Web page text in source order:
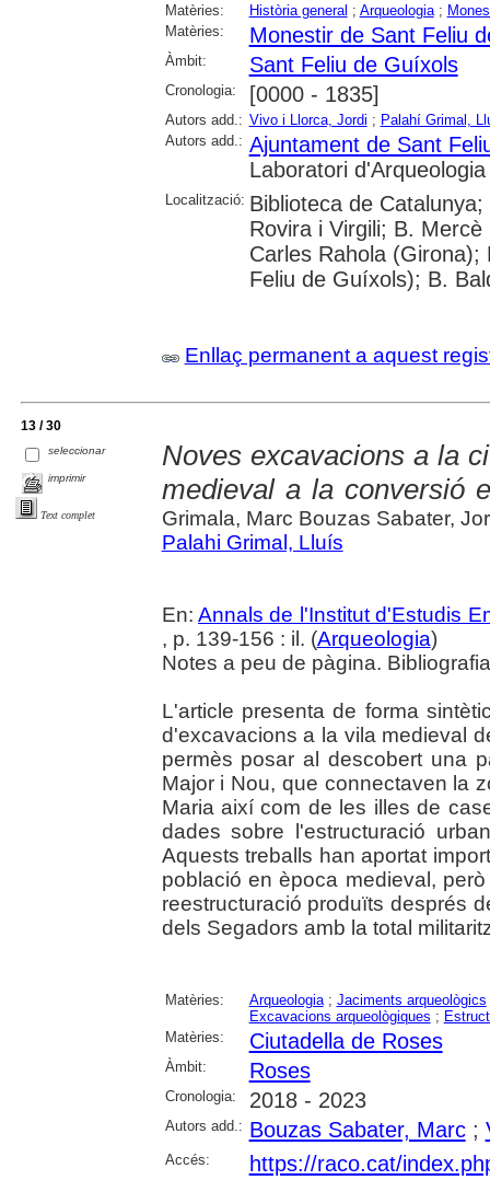
Matèries: Història general ; Arqueologia;
Matèries:
Monestir de Sant Feliu
Àmbit: Sant Feliu de Guíxols
Cronologia: [0000 - 1835]
Autors add.: Vivo i Llorca, Jordi ; Palahí Grimal,
Autors add.: Ajuntament de Sant
Laboratori
Localització: Biblioteca de
Rovira i Virgili; B.
Carles Rahola
Feliu de Guíxols); B.
Enllaç permanent a aquest
13 / 30
seleccionar
imprimir
Text complet
Noves excavacions a la
medieval a la conversió
Grimala, Marc Bouzas Sabater,
Palahi Grimal, Lluís
En:Annals de l'Institut d'Estudis
, p. 139-156 : il. (Arqueologia)
Notes a peu de pàgina.
L'article presenta de forma
d'excavacions a la vila medieval
permès posar al descobert una
Major i Nou, que connectaven la
Maria així com de les illes de
dades sobre l'estructuració
Aquests treballs han aportat
població en època medieval,
reestructuració produïts després
dels Segadors amb la total
Matèries: Arqueologia; Jaciments arqueològics
Excavacions arqueològiques ;
Matèries:
Ciutadella de Roses
Àmbit: Roses
Cronologia: 2018 - 2023
Autors add.: Bouzas Sabater, Marc;
Accés: https://raco.cat/